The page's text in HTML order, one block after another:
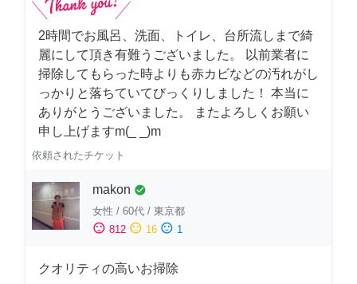
2時間でお風呂、洗面、トイレ、台所流しまで綺
麗にして頂き有難うございました。 以前業者に
掃除してもらった時よりも赤カビなどの汚れがし
っかりと落ちていてびっくりしました！ 本当に
ありがとうございました。 またよろしくお願い
申し上げますm(_ _)m
依頼されたチケット
makon check_circle
女性 / 60代 / 東京都
sentiment_satisfied 812 sentiment_neutral 16 sentiment_dissatisfied 1
クオリティの高いお掃除